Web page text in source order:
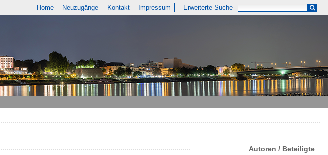
Home Neuzugänge Kontakt Impressum Erweiterte Suche
Autoren / Beteiligte